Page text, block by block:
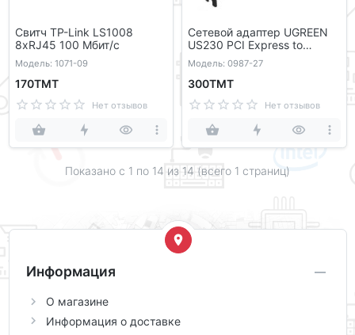
Свитч TP-Link LS1008
8xRJ45 100 Мбит/с
Модель: 1071-09
170ТМТ
Нет отзывов
Сетевой адаптер UGREEN
US230 PCI Express to
10/100/1000 Мбит/с
Модель: 0987-27
300ТМТ
Нет отзывов
Показано с 1 по 14 из 14 (всего 1 страниц)
Информация
О магазине
Информация о доставке